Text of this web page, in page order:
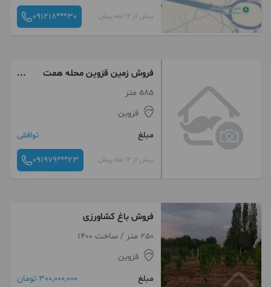
بیش از 12 ماه پیش 091218***30
فروش زمین قزوین محله همت
آباد
585 متر
قزوین
مبلغ
توافقی
بیش از 12 ماه پیش 091979***23
فروش باغ کشاورزی
250 متر / ساخت 1400
قزوین
مبلغ
300,000,000 تومان